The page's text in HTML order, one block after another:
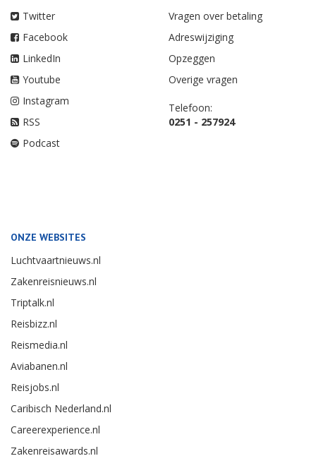
Twitter
Facebook
LinkedIn
Youtube
Instagram
RSS
Podcast
Vragen over betaling
Adreswijziging
Opzeggen
Overige vragen
Telefoon:
0251 - 257924
ONZE WEBSITES
Luchtvaartnieuws.nl
Zakenreisnieuws.nl
Triptalk.nl
Reisbizz.nl
Reismedia.nl
Aviabanen.nl
Reisjobs.nl
Caribisch Nederland.nl
Careerexperience.nl
Zakenreisawards.nl